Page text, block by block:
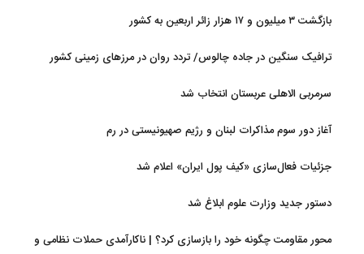
بازگشت ۳ میلیون و ۱۷ هزار زائر اربعین به کشور
ترافیک سنگین در جاده چالوس/ تردد روان در مرزهای زمینی کشور
سرمربی الاهلی عربستان انتخاب شد
آغاز دور سوم مذاکرات لبنان و رژیم صهیونیستی در رم
جزئیات فعال‌سازی «کیف پول ایران» اعلام شد
دستور جدید وزارت علوم ابلاغ شد
محور مقاومت چگونه خود را بازسازی کرد؟ | ناکارآمدی حملات نظامی و